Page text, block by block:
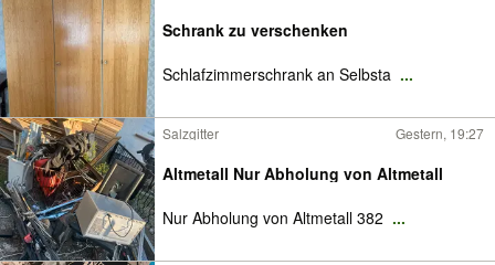
Schrank zu verschenken
Schlafzimmerschrank an Selbsta ...
Salzgitter Gestern, 19:27
Altmetall Nur Abholung von Altmetall
Nur Abholung von Altmetall 382 ...